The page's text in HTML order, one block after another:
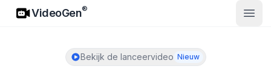
VideoGen
VideoGen®
Bekijk de lanceervideo Nieuw